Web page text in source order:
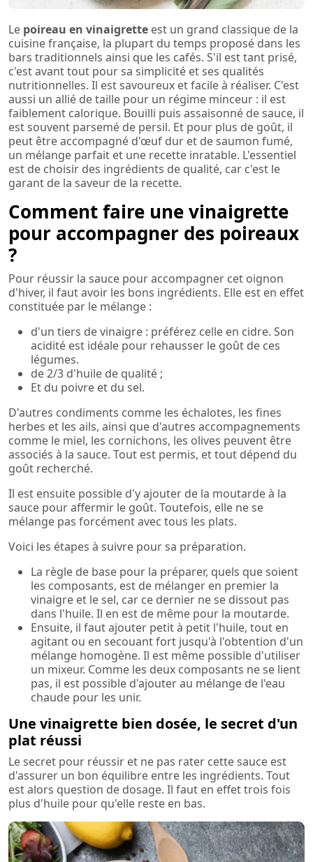
Le poireau en vinaigrette est un grand classique de la
cuisine française, la plupart du temps proposé dans les
bars traditionnels ainsi que les cafés. S'il est tant prisé,
c'est avant tout pour sa simplicité et ses qualités
nutritionnelles. Il est savoureux et facile à réaliser. C'est
aussi un allié de taille pour un régime minceur : il est
faiblement calorique. Bouilli puis assaisonné de sauce, il
est souvent parsemé de persil. Et pour plus de goût, il
peut être accompagné d'œuf dur et de saumon fumé,
un mélange parfait et une recette inratable. L'essentiel
est de choisir des ingrédients de qualité, car c'est le
garant de la saveur de la recette.
Comment faire une vinaigrette
pour accompagner des poireaux
?
Pour réussir la sauce pour accompagner cet oignon
d'hiver, il faut avoir les bons ingrédients. Elle est en effet
constituée par le mélange :
d'un tiers de vinaigre : préférez celle en cidre. Son
acidité est idéale pour rehausser le goût de ces
légumes.
de 2/3 d'huile de qualité ;
Et du poivre et du sel.
D'autres condiments comme les échalotes, les fines
herbes et les ails, ainsi que d'autres accompagnements
comme le miel, les cornichons, les olives peuvent être
associés à la sauce. Tout est permis, et tout dépend du
goût recherché.
Il est ensuite possible d'y ajouter de la moutarde à la
sauce pour affermir le goût. Toutefois, elle ne se
mélange pas forcément avec tous les plats.
Voici les étapes à suivre pour sa préparation.
La règle de base pour la préparer, quels que soient
les composants, est de mélanger en premier la
vinaigre et le sel, car ce dernier ne se dissout pas
dans l'huile. Il en est de même pour la moutarde.
Ensuite, il faut ajouter petit à petit l'huile, tout en
agitant ou en secouant fort jusqu'à l'obtention d'un
mélange homogène. Il est même possible d'utiliser
un mixeur. Comme les deux composants ne se lient
pas, il est possible d'ajouter au mélange de l'eau
chaude pour les unir.
Une vinaigrette bien dosée, le secret d'un
plat réussi
Le secret pour réussir et ne pas rater cette sauce est
d'assurer un bon équilibre entre les ingrédients. Tout
est alors question de dosage. Il faut en effet trois fois
plus d'huile pour qu'elle reste en bas.